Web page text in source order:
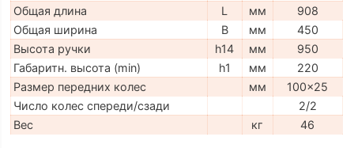
Общая длина
L мм
908
Общая ширина
B мм
450
Высота ручки
h14 мм
950
Габаритн. высота (min)
h1 мм
220
Размер передних колес
мм
100x25
Число колес спереди/сзади
2/2
Вес
кг 46